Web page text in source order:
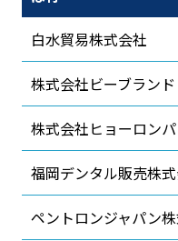
白水貿易株式会社
株式会社ビーブランド
株式会社ヒョーロン
福岡デンタル販売株
ペントロンジャパン